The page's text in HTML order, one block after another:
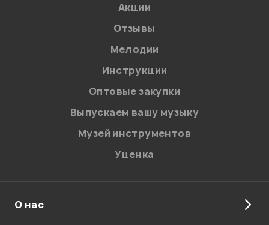
на обработку персональных данных в
Политикой в отношении обработки
персональных данных.
Введите проверочное число:
Отправить
Акции
Отзывы
Мелодии
Инструкции
Оптовые закупки
Выпускаем вашу музыку
Музей инструментов
Уценка
О нас